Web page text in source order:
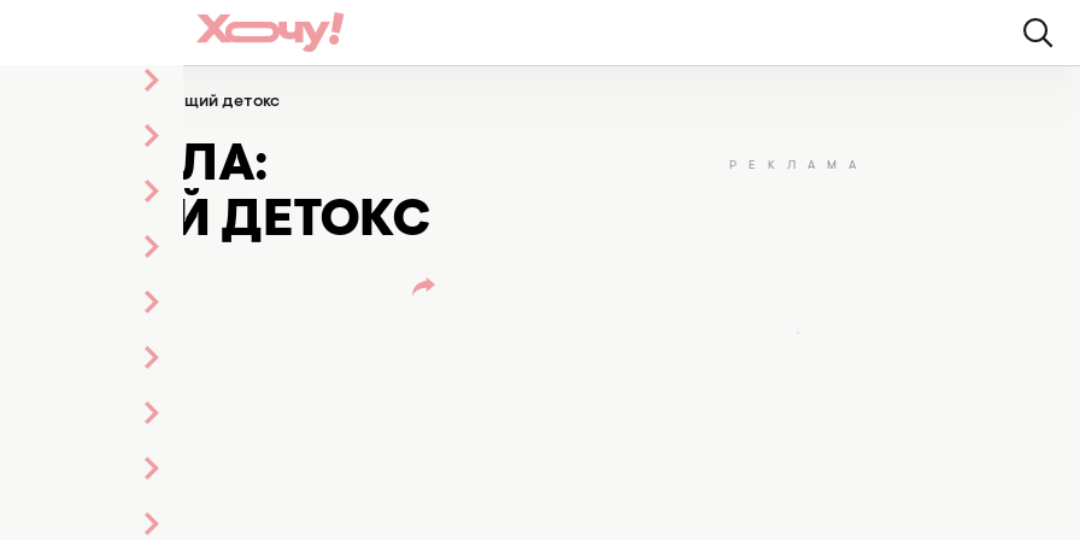
проводим очищающий детокс
ТЕЛА:
ДЕТОКС